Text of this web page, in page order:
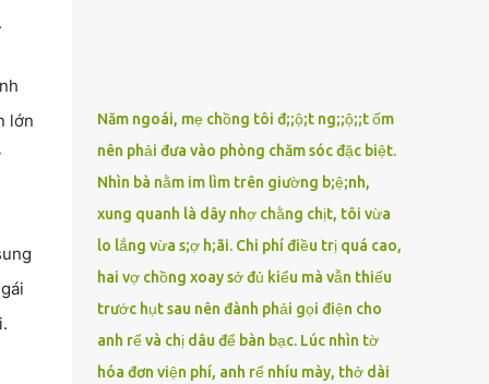
lớn
phẩm đủ cả thì Linh lại sống rất giản dị. Cô
cũng muốn làm đẹp nhưng nghĩ thà dành
tiền đó mua đồ ăn ngon bồi bổ cho mẹ thì sẽ
tốt hơn. Gần 30 tuổi Linh vẫn chưa có chồng,
phần vì gia đình Linh nghèo, phần nữa là
Linh sợ cảnh lấy chồng rồi bỏ mẹ một mình
Xuân là bạn học cũ của mẹ Linh đến chơi,
thấy Linh liền khen nức nở: ”Ôi trời, cái Linh
càng ngày càng xinh ra ấy nhỉ? Thế sắp lấy
chồng chưa cháu?”. Nghe đến đó thì mẹ Linh
Năm ngoái, mẹ chồng tôi đ;;ộ;t ng;;ộ;;t ốm
nên phải đưa vào phòng chăm sóc đặc biệt.
Nhìn bà nằm im lìm trên giường b;ệ;nh,
xung quanh là dây nhợ chằng chịt, tôi vừa
lo lắng vừa s;ợ h;ãi. Chi phí điều trị quá cao,
hai vợ chồng xoay sở đủ kiểu mà vẫn thiếu
trước hụt sau nên đành phải gọi điện cho
anh rể và chị dâu để bàn bạc. Lúc nhìn tờ
hóa đơn viện phí, anh rể nhíu mày, thở dài